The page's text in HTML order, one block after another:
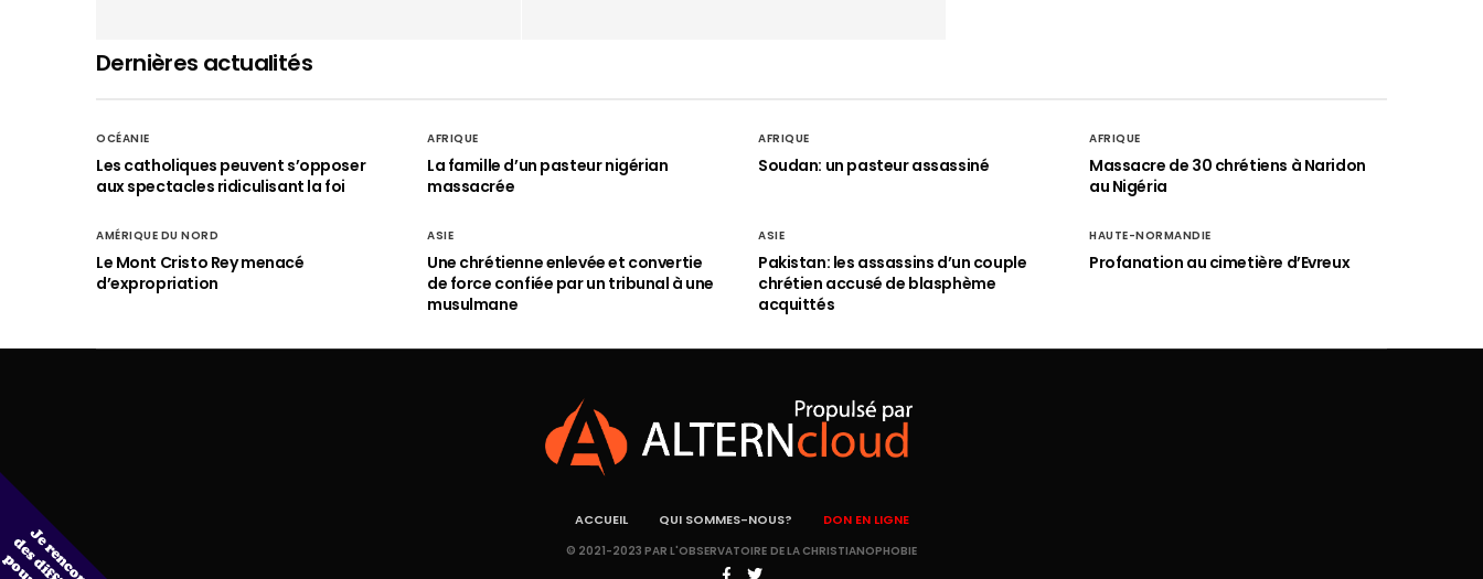
Dernières actualités
OCÉANIE
Les catholiques peuvent s’opposer
aux spectacles ridiculisant la foi
AFRIQUE
La famille d’un pasteur nigérian
massacrée
AFRIQUE
Soudan: un pasteur assassiné
AFRIQUE
Massacre de 30 chrétiens à Naridon
au Nigéria
AMÉRIQUE DU NORD
Le Mont Cristo Rey menacé
d’expropriation
ASIE
Une chrétienne enlevée et convertie
de force confiée par un tribunal à une
musulmane
ASIE
Pakistan: les assassins d’un couple
chrétien accusé de blasphème
acquittés
HAUTE-NORMANDIE
Profanation au cimetière d’Evreux
ACCUEIL QUI SOMMES-NOUS? DON EN LIGNE
© 2021-2023 PAR L'OBSERVATOIRE DE LA CHRISTIANOPHOBIE